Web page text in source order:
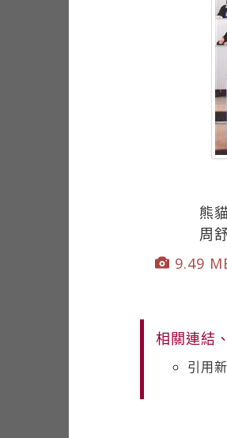
熊
周
9.49
相關連結
引用